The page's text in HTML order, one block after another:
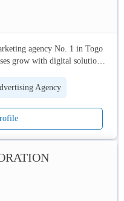
agency No. 1 in Togo
grow with digital solutions.
Agency